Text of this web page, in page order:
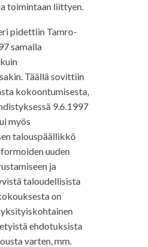
toimintaan liittyen.
pidettiin Tamro-
samalla
Täällä sovittiin
kokoontumisesta,
9.6.1997
myös
talouspäällikkö
uuden
ja
taloudellisista
on
ehdotuksista
varten, mm.